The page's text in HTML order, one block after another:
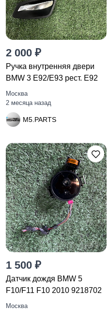
2 000 ₽
Ручка внутренняя двери
BMW 3 E92/E93 рест. E92
Москва
2 месяца назад
M5.PARTS
1 500 ₽
Датчик дождя BMW 5
F10/F11 F10 2010 9218702
Москва